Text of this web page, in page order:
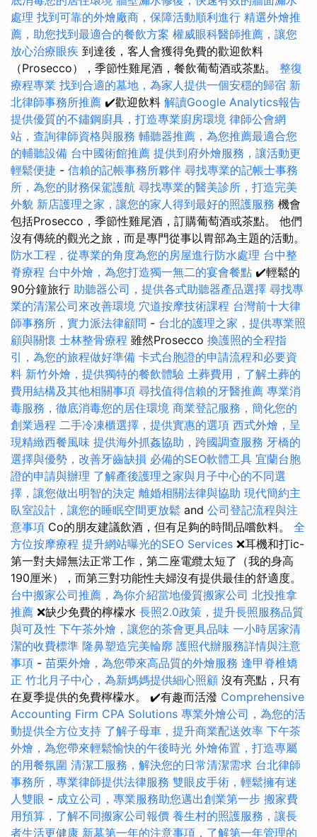
處理 找到可靠的外燴廠商，保障活動順利進行 精選外燴推
薦，助您找到最適合的餐飲方案 權威眼科醫師推薦，讓您
放心治療眼疾 到達後，客人會獲得免費的歡迎飲料
（Prosecco），季節性雞尾酒，餐飲葡萄酒或茶點。 整復
療程專業 找到合適的墓地，為家人提供一個安穩的歸宿 新
北律師事務所推薦 ✔️歡迎飲料 解讀Google Analytics報告
提供優質的不鏽鋼廚具，打造專業廚房環境 律師公會網
站，查詢律師資格與服務 輔聽器推薦，為您推薦最適合您
的輔聽設備 台中國術館推薦 提供到府外燴服務，讓活動更
輕鬆便捷 - 信賴的記帳事務所夥伴 尋找專業的記帳士事務
所，為您的財務保駕護航 尋找專業的醫美診所，打造完美
外貌 新店護理之家，讓您的家人得到最好的照護服務 機會
包括Prosecco，季節性雞尾酒，訂購葡萄酒或茶點。 他們
沒有傳統的觀光之旅，而是專門從事以胃部為主題的活動。
防水工程，從專業的角度為您的房屋進行防水處理 台中整
脊療程 台中外燴，為您打造獨一無二的宴會餐點 ✔️輕鬆的
90分鐘旅行 助聽器公司，提供各式助聽器產品選擇 尋找專
業的清潔公司來改善環境 穴道按摩技術課程 台灣前十大律
師事務所，實力派法律顧問 - 台北的護理之家，提供專業照
顧與關懷 士林整骨療程 雖然Prosecco 換護照的全程指
引，為您的旅程做好準備 卡式台胞證的申請流程和必要資
料 新竹外燴，提供獨特的餐飲體驗 土葬費用，了解土葬的
費用結構及其他相關事項 尋找值得信賴的牙醫推薦 專業消
毒服務，徹底消毒您的居住環境 商業登記服務，簡化您的
創業過程 二手冷凍櫃選擇，提供實惠的選項 西式外燴，呈
現精緻西餐風味 提供海外抓姦協助，跨國調查服務 牙橋的
選擇與優勢，改善牙齒缺損 必備的SEO軟體工具 宜蘭台胞
證的申請與辦理 了解產後護理之家與月子中心的不同選
擇，讓您做出明智的決定 離婚相關法律與協助 現代簡約主
臥室設計，讓您的睡眠空間更放鬆 and 公司登記流程與注
意事項 Co的朋友建議飲酒，但有足夠的時間品嚐飲料。 全
方位按摩療程 提升網站曝光的SEO Services ❌耳機和打ic-
第一對夫婦無法正常工作，第二座電纜太短了（我的身高
190厘米），而第三對功能性夫婦沒有提供最佳的舒適度。
台中搬家公司推薦，為你介紹當地優質搬家公司 北投推拿
推薦 ❌缺少免費的檸檬水 長照2.0政策，提升長照服務品質
與可及性 下午茶外燴，讓您的茶會更具品味 一小時居家清
潔的收費標準 隆鼻塑造完美輪廓 護照代辦服務詳情與注意
事項 - 苗栗外燴，為您帶來高品質的外燴服務 逢甲脊椎矯
正 竹北月子中心，為新媽媽提供細心照顧 沒有亮點，只有
在夏季提供的免費檸檬水。 ✔️有趣而活潑 Comprehensive
Accounting Firm CPA Solutions 專業外燴公司，為您的活
動提供全方位支持 了解子母車，提升商業配送效率 下午茶
外燴，為您帶來輕鬆愉快的午後時光 外燴佈置，打造專屬
的用餐氛圍 清潔工服務，解決您的日常清潔需求 台北律師
事務所，專業律師提供法律服務 雙眼皮手術，輕鬆擁有迷
人雙眼 - 成立公司，專業服務助您邁出創業第一步 搬家費
用預算，了解不同搬家公司報價 養生村的照護服務，讓長
者生活更健康 新墓第一年的注意事項，了解第一年管理的